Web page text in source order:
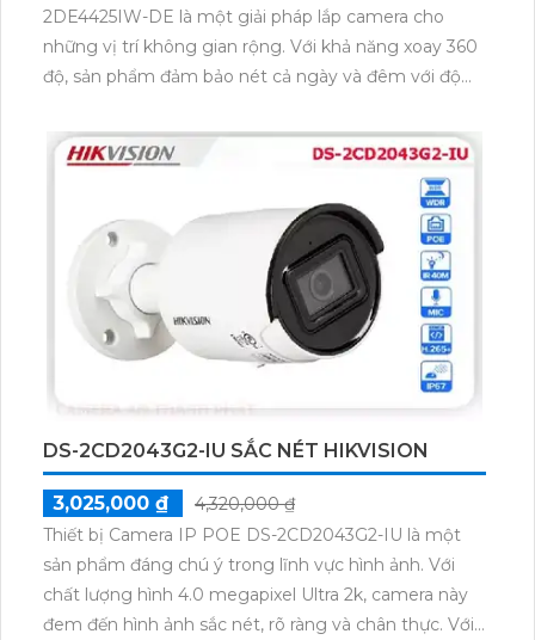
2DE4425IW-DE là một giải pháp lắp camera cho
những vị trí không gian rộng. Với khả năng xoay 360
độ, sản phẩm đảm bảo nét cả ngày và đêm với độ
camera cung cấp chất lượng hình ảnh sáng đẹp và
trung thực. Ưu điểm của sản phẩm là khả năng
zoom và xoay, cho phép bạn quan sát mọi góc độ.
Hỗ trợ hồng ngoại 100m, sản phẩm cung cấp hình
ảnh ban đêm sáng đẹp với công nghệ hồng ngoại
EXIR. Đây là một lựa chọn tốt cho quan sát những
khu vực có điều kiện ánh sáng yếu.
DS-2CD2043G2-IU SẮC NÉT HIKVISION
3,025,000 ₫
4,320,000 ₫
Thiết bị Camera IP POE DS-2CD2043G2-IU là một
sản phẩm đáng chú ý trong lĩnh vực hình ảnh. Với
chất lượng hình 4.0 megapixel Ultra 2k, camera này
đem đến hình ảnh sắc nét, rõ ràng và chân thực. Với